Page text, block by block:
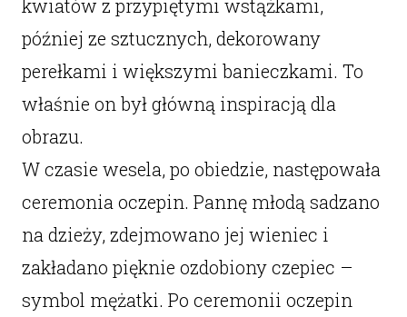
kwiatów z przypiętymi wstążkami,
później ze sztucznych, dekorowany
perełkami i większymi banieczkami. To
właśnie on był główną inspiracją dla
obrazu.
W czasie wesela, po obiedzie, następowała
ceremonia oczepin. Pannę młodą sadzano
na dzieży, zdejmowano jej wieniec i
zakładano pięknie ozdobiony czepiec –
symbol mężatki. Po ceremonii oczepin